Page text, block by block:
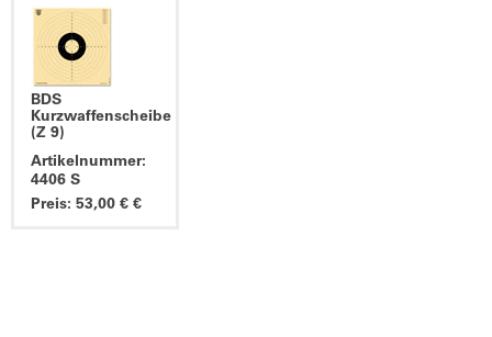
BDS
Kurzwaffenscheibe
(Z 9)
Artikelnummer:
4406 S
Preis: 53,00 € €